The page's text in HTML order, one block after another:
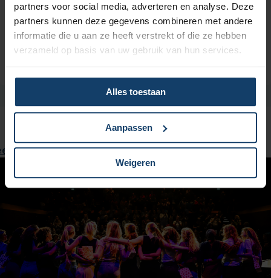
partners voor social media, adverteren en analyse. Deze
partners kunnen deze gegevens combineren met andere
informatie die u aan ze heeft verstrekt of die ze hebben
verzameld op basis van uw gebruik van hun services.
Alles toestaan
Aanpassen
Weigeren
Een veilige ruimte voor herkenning en reflectie
Praktische tips om thuis mee aan de slag te
gaan
voor